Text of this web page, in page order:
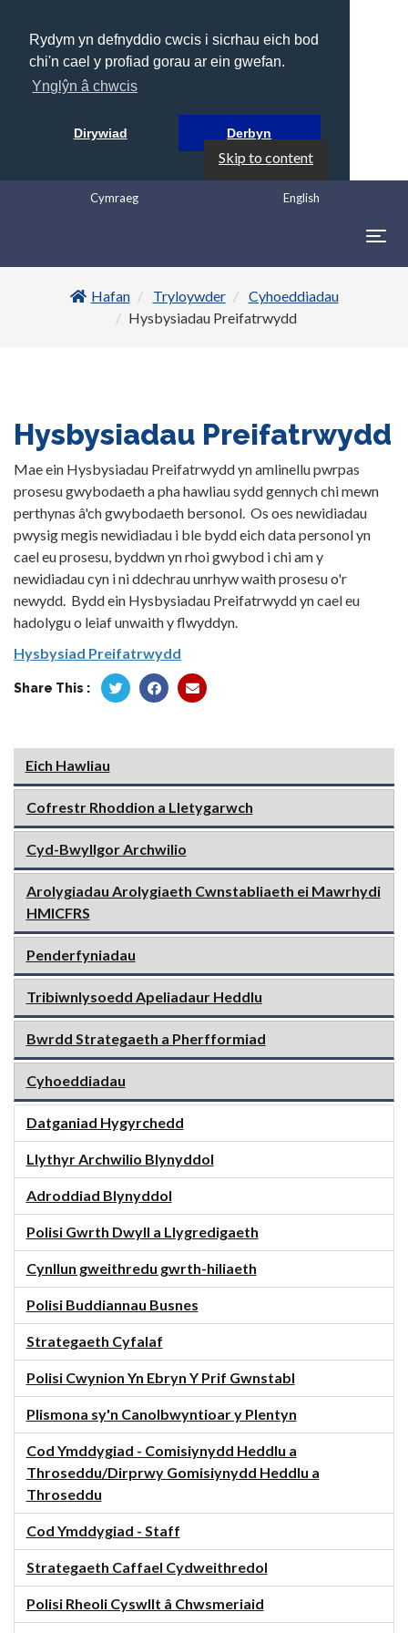
Rydym yn defnyddio cwcis i sicrhau eich bod
chi'n cael y profiad gorau ar ein gwefan.
Ynglŷn â chwcis
Dirywiad Derbyn
Skip to content
English
Cymraeg
Hafan
Tryloywder
Cyhoeddiadau
Hysbysiadau Preifatrwydd
Hysbysiadau Preifatrwydd
Mae ein Hysbysiadau Preifatrwydd yn amlinellu pwrpas
prosesu gwybodaeth a pha hawliau sydd gennych chi mewn
perthynas â'ch gwybodaeth bersonol. Os oes newidiadau
pwysig megis newidiadau i ble bydd eich data personol yn
cael eu prosesu, byddwn yn rhoi gwybod i chi am y
newidiadau cyn i ni ddechrau unrhyw waith prosesu o'r
newydd. Bydd ein Hysbysiadau Preifatrwydd yn cael eu
hadolygu o leiaf unwaith y flwyddyn.
Hysbysiad Preifatrwydd
Share This :
Eich Hawliau
Cofrestr Rhoddion a Lletygarwch
Cyd-Bwyllgor Archwilio
Arolygiadau Arolygiaeth Cwnstabliaeth ei Mawrhydi
HMICFRS
Penderfyniadau
Tribiwnlysoedd Apeliadaur Heddlu
Bwrdd Strategaeth a Pherfformiad
Cyhoeddiadau
Datganiad Hygyrchedd
Llythyr Archwilio Blynyddol
Adroddiad Blynyddol
Polisi Gwrth Dwyll a Llygredigaeth
Cynllun gweithredu gwrth-hiliaeth
Polisi Buddiannau Busnes
Strategaeth Cyfalaf
Polisi Cwynion Yn Ebryn Y Prif Gwnstabl
Plismona sy'n Canolbwyntioar y Plentyn
Cod Ymddygiad - Comisiynydd Heddlu a
Throseddu/Dirprwy Gomisiynydd Heddlu a
Throseddu
Cod Ymddygiad - Staff
Strategaeth Caffael Cydweithredol
Polisi Rheoli Cyswllt â Chwsmeriaid